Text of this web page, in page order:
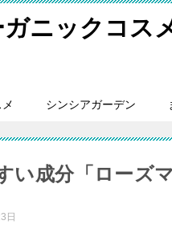
ニックコス
シンシアガーデン
成分「ローズマ
日